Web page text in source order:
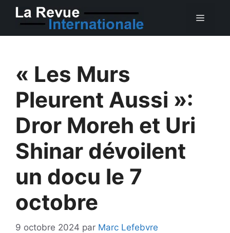
Aller
« Les Murs
Pleurent Aussi »:
Dror Moreh et Uri
Shinar dévoilent
un docu le 7
octobre
9 octobre 2024 par Marc Lefebvre